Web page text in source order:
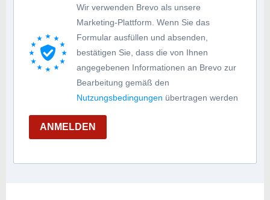
Wir verwenden Brevo als unsere
Marketing-Plattform. Wenn Sie das
Formular ausfüllen und absenden,
bestätigen Sie, dass die von Ihnen
angegebenen Informationen an Brevo zur
Bearbeitung gemäß den
Nutzungsbedingungen übertragen werden
ANMELDEN